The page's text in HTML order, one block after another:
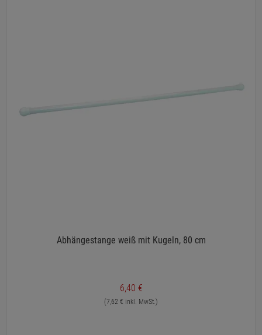
Abhängestange weiß mit Kugeln, 80 cm
6,40 €
(7,62 € inkl. MwSt.)